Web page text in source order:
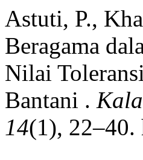
Astuti, P.,
Beragama
Nilai
Bantani .
14(1),